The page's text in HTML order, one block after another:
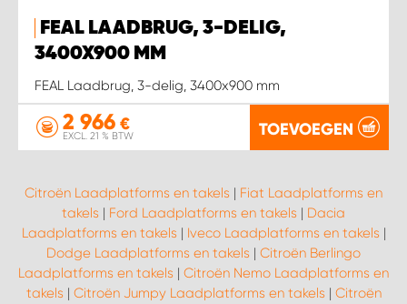
FEAL LAADBRUG, 3-DELIG,
3400X900 MM
FEAL Laadbrug, 3-delig, 3400x900 mm
2 966 €
EXCL. 21 % BTW TOEVOEGEN
Citroën Laadplatforms en takels | Fiat Laadplatforms en
takels | Ford Laadplatforms en takels | Dacia
Laadplatforms en takels | Iveco Laadplatforms en takels |
Dodge Laadplatforms en takels | Citroën Berlingo
Laadplatforms en takels | Citroën Nemo Laadplatforms en
takels | Citroën Jumpy Laadplatforms en takels | Citroën
WORK SYSTEM SIMPELVELD
WORK SYSTEM UITHOORN
WORK SYSTEM ZIERIKZEE
WORK SYSTEM ZWARTEBROEK